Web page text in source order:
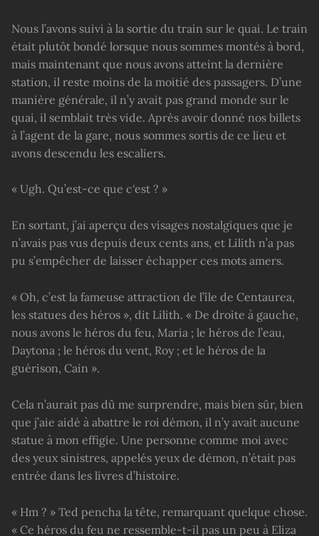
Nous l’avons suivi à la sortie du train sur le quai. Le train
était plutôt bondé lorsque nous sommes montés à bord,
mais maintenant que nous avons atteint la dernière
station, il reste moins de la moitié des passagers. D’une
manière générale, il n’y avait pas grand monde sur le
quai, il semblait très vide. Après avoir donné nos billets
à l’agent de la gare, nous sommes sortis de ce lieu et
avons descendu les escaliers.
« Ugh. Qu’est-ce que c‘est ? »
En sortant, j’ai aperçu des visages nostalgiques que je
n’avais pas vus depuis deux cents ans, et Lilith n’a pas
pu s’empêcher de laisser échapper ces mots amers.
« Oh, c’est la fameuse attraction de l’île de Centaurea,
les statues des héros », dit Lilith. « De droite à gauche,
nous avons le héros du feu, Maria ; le héros de l’eau,
Daytona ; le héros du vent, Roy ; et le héros de la
guérison, Cain ».
Cela n’aurait pas dû me surprendre, mais bien sûr, bien
que j’aie aidé à abattre le roi démon, il n’y avait aucune
statue à mon effigie. Une personne comme moi avec
des yeux sinistres, appelés yeux de démon, n’était pas
entrée dans les livres d’histoire.
« Hm ? » Ted pencha la tête, remarquant quelque chose.
« Ce héros du feu ne ressemble-t-il pas un peu à Eliza